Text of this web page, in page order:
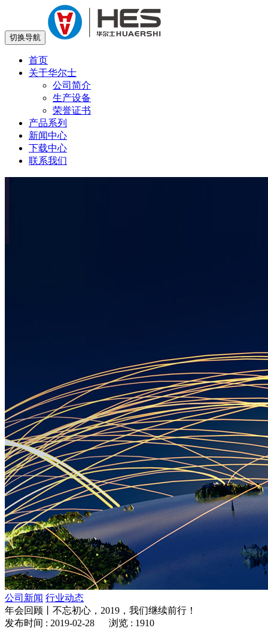
切换导航
首页
关于华尔士
公司简介
生产设备
荣誉证书
产品系列
新闻中心
下载中心
联系我们
公司新闻 行业动态
年会回顾丨不忘初心，2019，我们继续前行！
发布时间 : 2019-02-28 浏览 : 1910